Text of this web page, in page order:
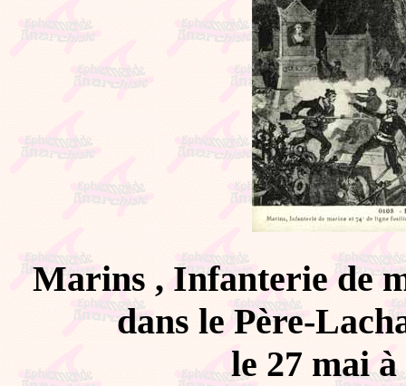
Marins , Infanterie de
dans le Père-
le 27 mai